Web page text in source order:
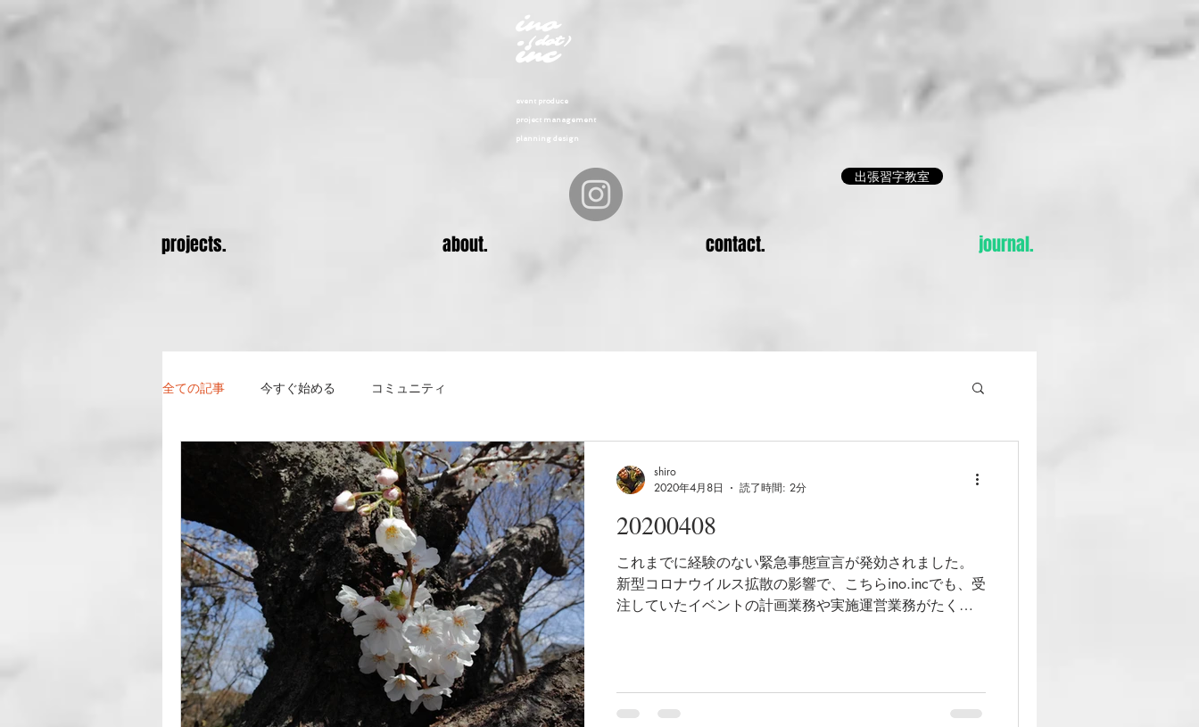
ino
.(dot)
inc
even t produce
project management
planning design
出張習字教室
projects. about. contact. journal.
全ての記事 今すぐ始める コミュニティ
20200408
これまでに経験のない緊急事態宣言が発効されました。
新型コロナウイルス拡散の影響で、こちらino.incでも、受
注していたイベントの計画業務や実施運営業務がたくさ
shiro
2020年4月8日
読了時間: 2分